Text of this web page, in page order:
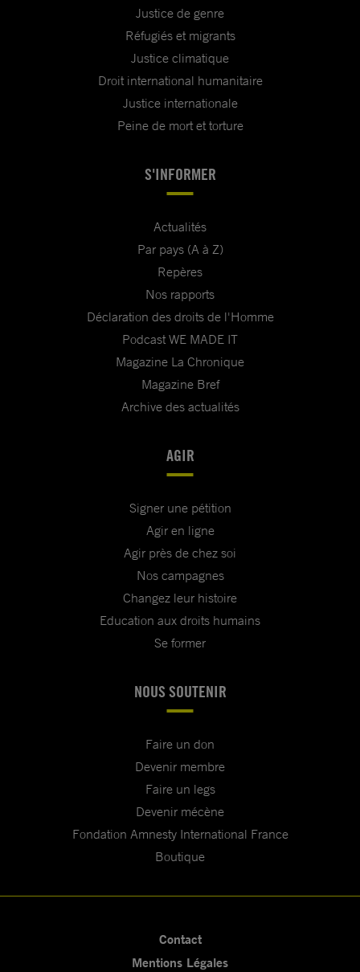
Justice de genre
Réfugiés et migrants
Justice climatique
Droit international humanitaire
Justice internationale
Peine de mort et torture
S'INFORMER
Actualités
Par pays (A à Z)
Repères
Nos rapports
Déclaration des droits de l'Homme
Podcast WE MADE IT
Magazine La Chronique
Magazine Bref
Archive des actualités
AGIR
Signer une pétition
Agir en ligne
Agir près de chez soi
Nos campagnes
Changez leur histoire
Education aux droits humains
Se former
NOUS SOUTENIR
Faire un don
Devenir membre
Faire un legs
Devenir mécène
Fondation Amnesty International France
Boutique
Contact
Mentions Légales